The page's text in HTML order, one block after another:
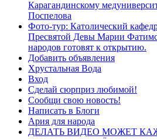
Карагандинскому
Поспелова
Фото-тур: Католический
Пресвятой Девы Марии
народов готовят к открытию.
Добавить объявления
Хрустальная Вода
Вход
Сделай сюрприз любимой!
Сообщи свою новость!
Написать в Блоги
Ария для народа
ДЕЛАТЬ ВИДЕО МОЖЕТ